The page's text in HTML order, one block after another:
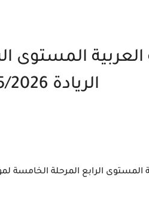
المستوى
الريادة 2025/2026
الرابع المرحلة الخامسة